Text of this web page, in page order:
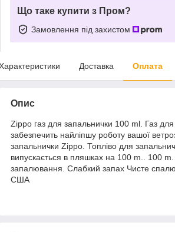
Що таке купити з Пром?
Замовлення під захистом
Доставка Оплата
Опис
Zippo газ для запальнички 100 ml. Газ
забезпечить найліпшу роботу вашої
запальнички Zippo. Топліво для
випускається в пляшках на 100 m.. 100
запалювання. Слабкий запах Чисте
США